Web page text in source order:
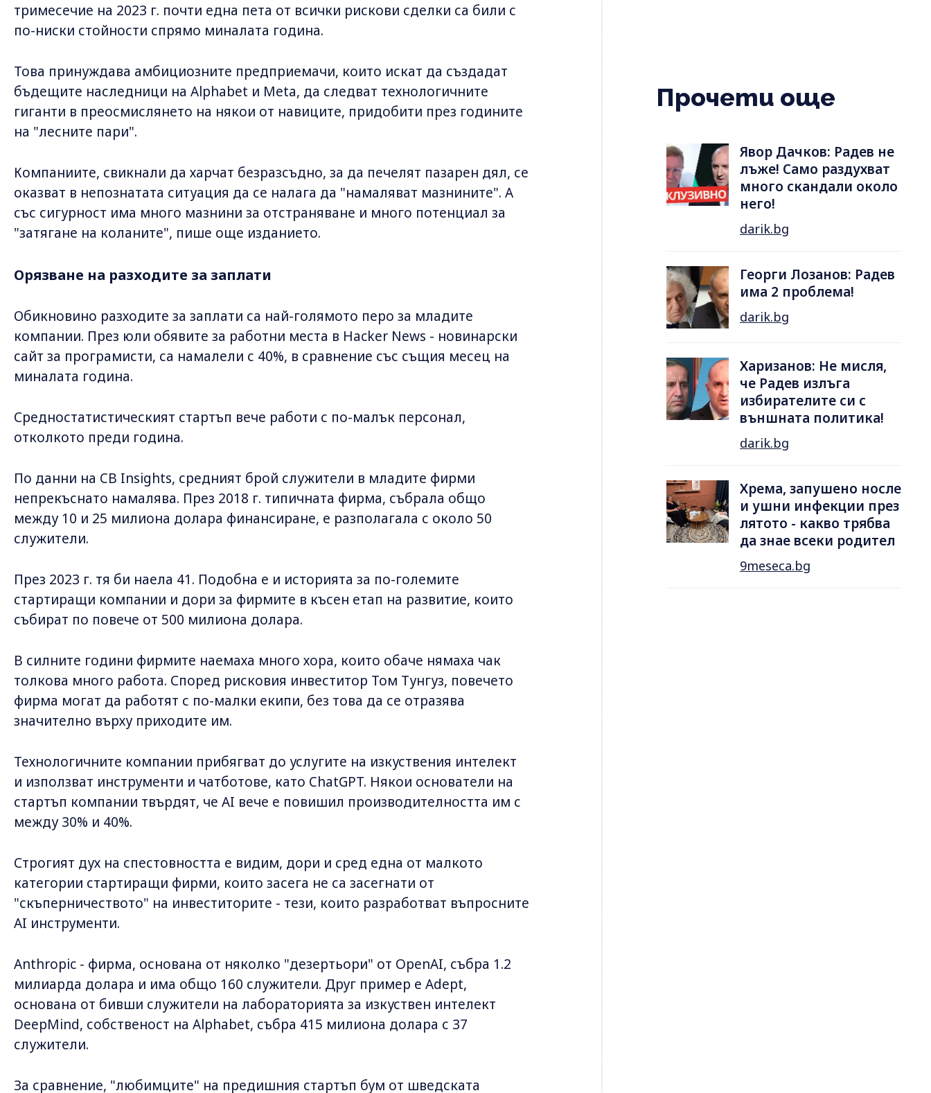
тримесечие на 2023 г. почти една пета от всички рискови сделки са били с
по-ниски стойности спрямо миналата година.
Това принуждава амбициозните предприемачи, които искат да създадат
бъдещите наследници на Alphabet и Meta, да следват технологичните
гиганти в преосмислянето на някои от навиците, придобити през годините
на "лесните пари".
Компаниите, свикнали да харчат безразсъдно, за да печелят пазарен дял, се
оказват в непознатата ситуация да се налага да "намаляват мазнините". А
със сигурност има много мазнини за отстраняване и много потенциал за
"затягане на коланите", пише още изданието.
Орязване на разходите за заплати
Обикновино разходите за заплати са най-голямото перо за младите
компании. През юли обявите за работни места в Hacker News - новинарски
сайт за програмисти, са намалели с 40%, в сравнение със същия месец на
миналата година.
Средностатистическият стартъп вече работи с по-малък персонал,
отколкото преди година.
По данни на CB Insights, средният брой служители в младите фирми
непрекъснато намалява. През 2018 г. типичната фирма, събрала общо
между 10 и 25 милиона долара финансиране, е разполагала с около 50
служители.
През 2023 г. тя би наела 41. Подобна е и историята за по-големите
стартиращи компании и дори за фирмите в късен етап на развитие, които
събират по повече от 500 милиона долара.
В силните години фирмите наемаха много хора, които обаче нямаха чак
толкова много работа. Според рисковия инвеститор Том Тунгуз, повечето
фирма могат да работят с по-малки екипи, без това да се отразява
значително върху приходите им.
Технологичните компании прибягват до услугите на изкуствения интелект
и използват инструменти и чатботове, като ChatGPT. Някои основатели на
стартъп компании твърдят, че AI вече е повишил производителността им с
между 30% и 40%.
Строгият дух на спестовността е видим, дори и сред една от малкото
категории стартиращи фирми, които засега не са засегнати от
"скъперничеството" на инвеститорите - тези, които разработват въпросните
AI инструменти.
Anthropic - фирма, основана от няколко "дезертьори" от OpenAI, събра 1.2
милиарда долара и има общо 160 служители. Друг пример е Adept,
основана от бивши служители на лабораторията за изкуствен интелект
DeepMind, собственост на Alphabet, събра 415 милиона долара с 37
служители.
За сравнение, "любимците" на предишния стартъп бум от шведската
Прочети още
Явор Дачков: Радев не
лъже! Само раздухват
много скандали около
него!
darik.bg
Георги Лозанов: Радев
има 2 проблема!
darik.bg
Харизанов: Не мисля,
че Радев излъга
избирателите си с
външната политика!
darik.bg
Хрема, запушено носле
и ушни инфекции през
лятотo - какво трябва
да знае всеки родител
9meseca.bg